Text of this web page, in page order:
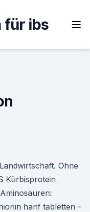
für ibs
Ohne
Kürbisprotein
hanf tabletten -